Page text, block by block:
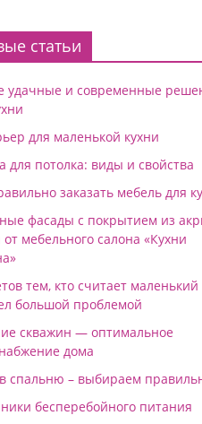
статьи
удачные и современные
для маленькой кухни
для потолка: виды и свойства
заказать мебель для
фасады с покрытием из
мебельного салона «Кухни
тем, кто считает маленький
большой проблемой
скважин — оптимальное
дoма
спальню – выбираем
бесперебойного питания